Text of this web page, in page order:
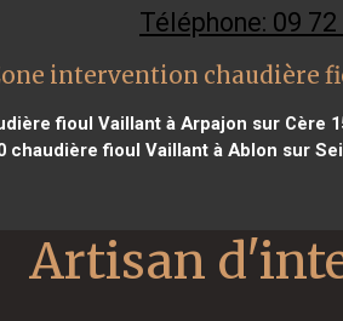
Téléphone: 09
intervention chaudière
fioul Vaillant à Arpajon sur Cère
chaudière fioul Vaillant à Ablon sur
Artisan